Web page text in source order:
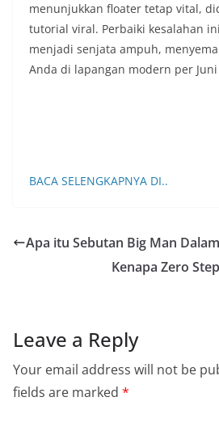
menunjukkan floater tetap vital,
tutorial viral. Perbaiki kesalahan
menjadi senjata ampuh,
Anda di lapangan modern per Juni
BACA SELENGKAPNYA DI..
Apa itu Sebutan Big Man
Kenapa Zero
Leave a Reply
Your email address will not be
fields are marked *